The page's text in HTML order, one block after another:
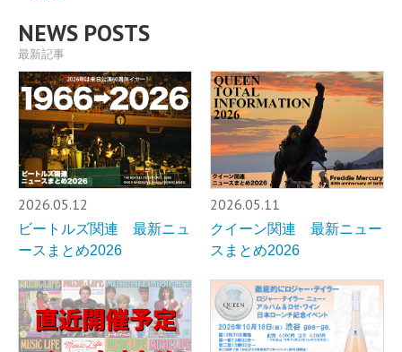
NEWS POSTS
最新記事
2026.05.12
ビートルズ関連 最新ニュ
ースまとめ2026
2026.05.11
クイーン関連 最新ニュー
スまとめ2026